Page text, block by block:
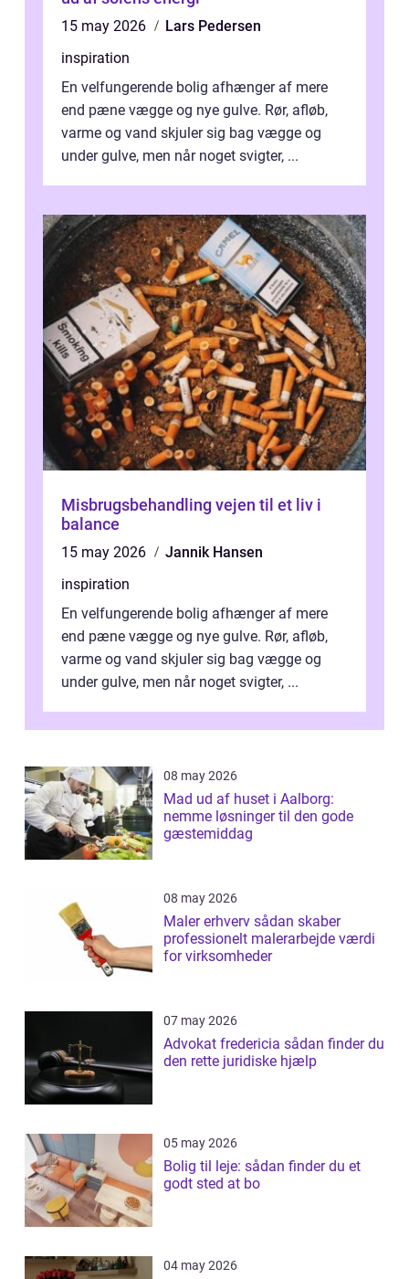
15 may 2026
Lars Pedersen
inspiration
En velfungerende bolig afhænger af mere
end pæne vægge og nye gulve. Rør, afløb,
varme og vand skjuler sig bag vægge og
under gulve, men når noget svigter, ...
Misbrugsbehandling vejen til et liv i
balance
15 may 2026
Jannik Hansen
inspiration
En velfungerende bolig afhænger af mere
end pæne vægge og nye gulve. Rør, afløb,
varme og vand skjuler sig bag vægge og
under gulve, men når noget svigter, ...
08 may 2026
Mad ud af huset i Aalborg:
nemme løsninger til den gode
gæstemiddag
08 may 2026
Maler erhverv sådan skaber
professionelt malerarbejde værdi
for virksomheder
07 may 2026
Advokat fredericia sådan finder du
den rette juridiske hjælp
05 may 2026
Bolig til leje: sådan finder du et
godt sted at bo
04 may 2026